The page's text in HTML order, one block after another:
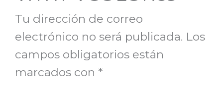
Tu dirección de correo
electrónico no será publicada. Los
campos obligatorios están
marcados con *